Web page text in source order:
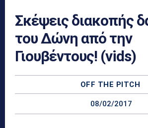
Σκέψεις διακοπής
του Δώνη από την
Γιουβέντους! (vids)
OFF THE PITCH
08/02/2017